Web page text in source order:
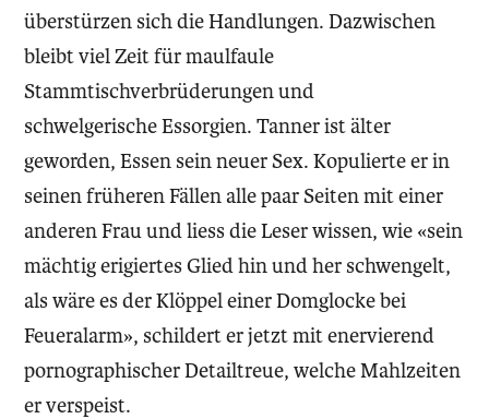
überstürzen sich die Handlungen. Dazwischen
bleibt viel Zeit für maulfaule
Stammtischverbrüderungen und
schwelgerische Essorgien. Tanner ist älter
geworden, Essen sein neuer Sex. Kopulierte er in
seinen früheren Fällen alle paar Seiten mit einer
anderen Frau und liess die Leser wissen, wie «sein
mächtig erigiertes Glied hin und her schwengelt,
als wäre es der Klöppel einer Domglocke bei
Feueralarm», schildert er jetzt mit enervierend
pornographischer Detailtreue, welche Mahlzeiten
er verspeist.